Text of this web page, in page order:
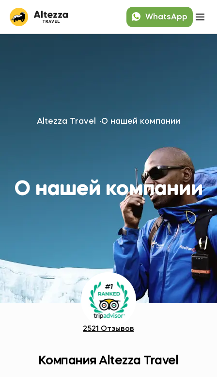
WhatsApp
Altezza Travel О нашей компании
О нашей компании
2521 Отзывов
Компания Altezza Travel